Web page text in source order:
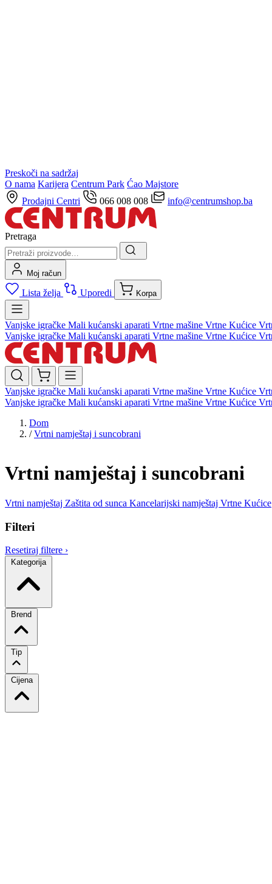
Preskoči na sadržaj
O nama Karijera Centrum Park Ćao Majstore
Prodajni Centri
066 008 008 info@centrumshop.ba
Pretraga
Moj račun
Lista želja Uporedi Korpa
Vanjske igračke Mali kućanski aparati Vrtne mašine Vrtne Kućice
Vanjske igračke Mali kućanski aparati Vrtne mašine Vrtne Kućice
Vanjske igračke Mali kućanski aparati Vrtne mašine Vrtne Kućice
Vanjske igračke Mali kućanski aparati Vrtne mašine Vrtne Kućice
Dom
/ Vrtni namještaj i suncobrani
Vrtni namještaj i suncobrani
Vrtni namještaj Zaštita od sunca Kancelarijski namještaj Vrtne Kućice
Filteri
Resetiraj filtere ›
Kategorija
Brend
Tip
Cijena